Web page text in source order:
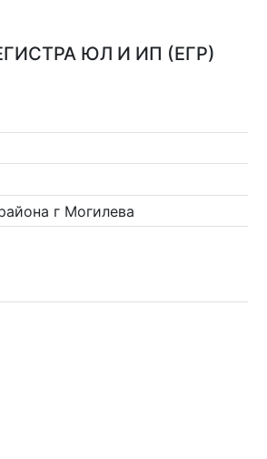
ЮЛ И ИП (ЕГР)
г Могилева